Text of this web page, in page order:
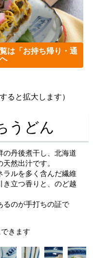
は「お持ち帰り・通
ると拡大します）
うどん
の丹後煮干し、北海道
然出汁です。
ラルを多く含んだ繊維
き立つ香りと、のど越
るのが手打ちの証で
きます